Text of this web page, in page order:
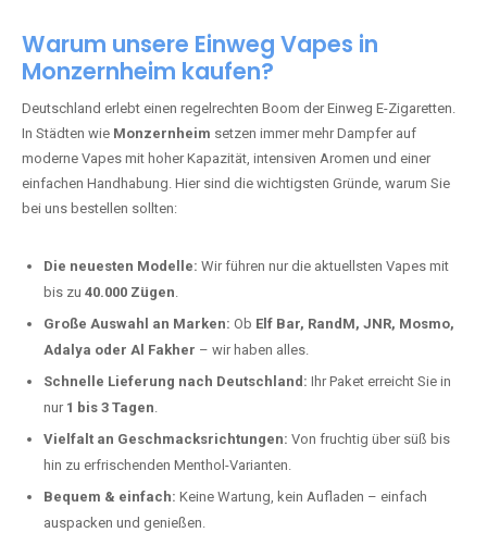
Warum unsere Einweg Vapes in
Monzernheim kaufen?
Deutschland erlebt einen regelrechten Boom der Einweg E-Zigaretten.
In Städten wie Monzernheim setzen immer mehr Dampfer auf
moderne Vapes mit hoher Kapazität, intensiven Aromen und einer
einfachen Handhabung. Hier sind die wichtigsten Gründe, warum Sie
bei uns bestellen sollten:
Die neuesten Modelle: Wir führen nur die aktuellsten Vapes mit
bis zu 40.000 Zügen.
Große Auswahl an Marken: Ob Elf Bar, RandM, JNR, Mosmo,
Adalya oder Al Fakher – wir haben alles.
Schnelle Lieferung nach Deutschland: Ihr Paket erreicht Sie in
nur 1 bis 3 Tagen.
Vielfalt an Geschmacksrichtungen: Von fruchtig über süß bis
hin zu erfrischenden Menthol-Varianten.
Bequem & einfach: Keine Wartung, kein Aufladen – einfach
auspacken und genießen.